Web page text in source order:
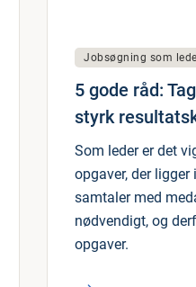
Jobsøgning som
5 gode råd:
styrk
Som leder er det
opgaver, der
samtaler med
nødvendigt, og
opgaver.